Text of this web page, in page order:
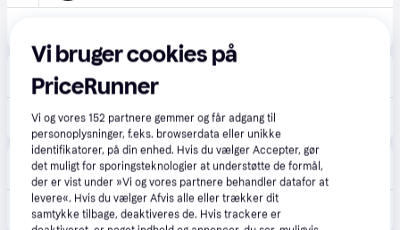
Trodo
2-3 dage
Motorrens CASTROL 15CF7C.
Eller 3 betalinger af 33 kr.
Autodoc.dk
Laveste pris
CASTROL Motorrens 15CF7C
Eller 3 betalinger af 24 kr.
Vi bruger cookies på
PriceRunner
Vi og vores152 partnere gemmer og får adgang til
personoplysninger, f.eks. browserdata eller unikke
identifikatorer, på din enhed. Hvis du vælger Accepter, gør
det muligt for sporingsteknologier at understøtte de formål,
der er vist under »Vi og vores partnere behandler datafor at
levere«. Hvis du vælger Afvis alle eller trækker dit
samtykke tilbage, deaktiveres de. Hvis trackere er